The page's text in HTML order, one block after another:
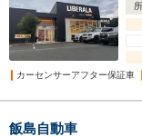
カーセンサーアフター保証車
飯島自動車